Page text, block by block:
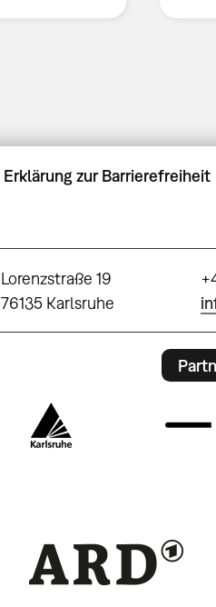
Erklärung zur Barrierefreiheit
Lorenzstraße 19
76135 Karlsruhe